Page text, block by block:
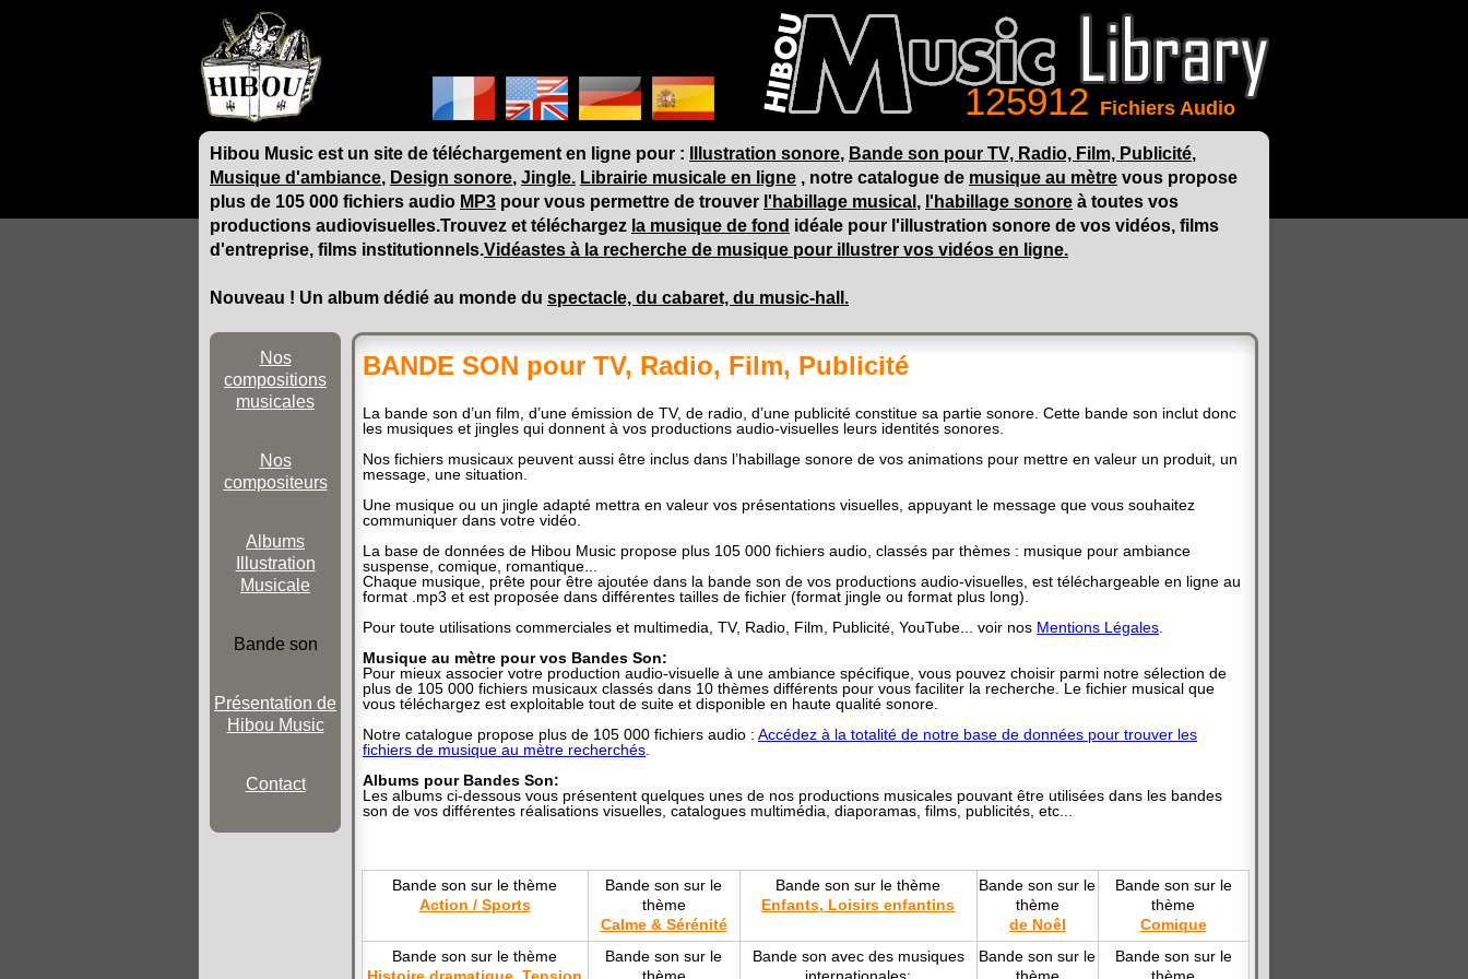
125912 Fichiers Audio
Hibou Music est un site de téléchargement en ligne pour : Illustration sonore, Bande son pour TV, Radio, Film, Publicité,
Musique d'ambiance, Design sonore, Jingle. Librairie musicale en ligne , notre catalogue de musique au mètre vous propose
plus de 105 000 fichiers audio MP3 pour vous permettre de trouver l'habillage musical , l'habillage sonore à toutes vos
productions audiovisuelles.Trouvez et téléchargez la musique de fond idéale pour l'illustration sonore de vos vidéos, films
d'entreprise, films institutionnels.Vidéastes à la recherche de musique pour illustrer vos vidéos en ligne.
Nouveau ! Un album dédié au monde du spectacle, du cabaret, du music-hall.
Nos
compositions
musicales
Nos
compositeurs
Albums
Illustration
Musicale
Bande son
Présentation de
Hibou Music
Contact
BANDE SON pour TV, Radio, Film, Publicité
La bande son d’un film, d’une émission de TV, de radio, d’une publicité constitue sa partie sonore. Cette bande son inclut donc
les musiques et jingles qui donnent à vos productions audio-visuelles leurs identités sonores.
Nos fichiers musicaux peuvent aussi être inclus dans l’habillage sonore de vos animations pour mettre en valeur un produit, un
message, une situation.
Une musique ou un jingle adapté mettra en valeur vos présentations visuelles, appuyant le message que vous souhaitez
communiquer dans votre vidéo.
La base de données de Hibou Music propose plus 105 000 fichiers audio, classés par thèmes : musique pour ambiance
suspense, comique, romantique...
Chaque musique, prête pour être ajoutée dans la bande son de vos productions audio-visuelles, est téléchargeable en ligne au
format .mp3 et est proposée dans différentes tailles de fichier (format jingle ou format plus long).
Pour toute utilisations commerciales et multimedia, TV, Radio, Film, Publicité, YouTube... voir nos Mentions Légales
Musique au mètre pour vos Bandes Son:
Pour mieux associer votre production audio-visuelle à une ambiance spécifique, vous pouvez choisir parmi notre sélection de
plus de 105 000 fichiers musicaux classés dans 10 thèmes différents pour vous faciliter la recherche. Le fichier musical que
vous téléchargez est exploitable tout de suite et disponible en haute qualité sonore.
Notre catalogue propose plus de 105 000 fichiers audio : Accédez à la totalité de notre base de données pour trouver les
fichiers de musique au mètre recherchés
Albums pour Bandes Son:
Les albums ci-dessous vous présentent quelques unes de nos productions musicales pouvant être utilisées dans les bandes
son de vos différentes réalisations visuelles, catalogues multimédia, diaporamas, films, publicités, etc...
Bande son sur le thème
Action / Sports
Bande son sur le
thème
Calme & Sérénité
Bande son sur le thème
Enfants, Loisirs enfantins
Bande son sur le
thème
de Noêl
Bande son sur le
thème
Comique
Bande son sur le thème
Bande son sur le
Bande son avec des musiques
Bande son sur le
Bande son sur le